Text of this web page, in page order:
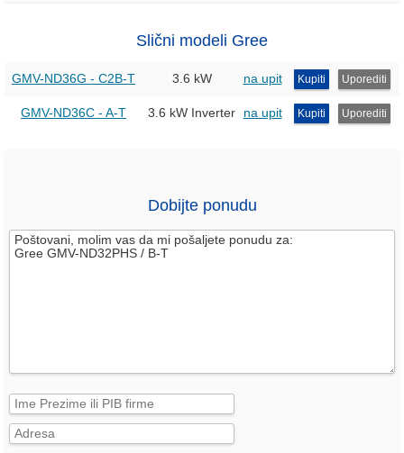
Slični modeli Gree
GMV-ND36G - C2B-T 3.6 kW na upit Kupiti Uporediti
GMV-ND36C - A-T 3.6 kW Inverter na upit Kupiti Uporediti
Dobijte ponudu